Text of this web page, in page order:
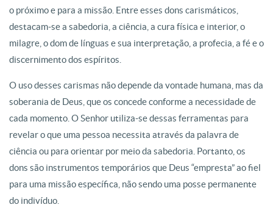
o próximo e para a missão. Entre esses dons carismáticos,
destacam-se a sabedoria, a ciência, a cura física e interior, o
milagre, o dom de línguas e sua interpretação, a profecia, a fé e o
discernimento dos espíritos.
O uso desses carismas não depende da vontade humana, mas da
soberania de Deus, que os concede conforme a necessidade de
cada momento. O Senhor utiliza-se dessas ferramentas para
revelar o que uma pessoa necessita através da palavra de
ciência ou para orientar por meio da sabedoria. Portanto, os
dons são instrumentos temporários que Deus “empresta” ao fiel
para uma missão específica, não sendo uma posse permanente
do indivíduo.